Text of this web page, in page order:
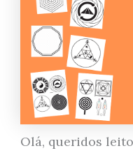
Olá, queridos